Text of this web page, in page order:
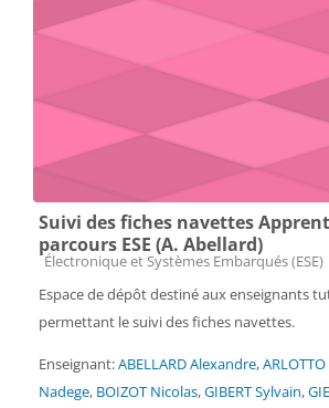
Suivi des fiches navettes
parcours ESE (A. Abellard)
Catégorie de cours
Électronique et Systèmes Embarqués (ESE)
Espace de dépôt destiné aux enseignants
permettant le suivi des fiches navettes.
Enseignant:ABELLARD Alexandre,
Nadege, BOIZOT Nicolas,GIBERT Sylvain,